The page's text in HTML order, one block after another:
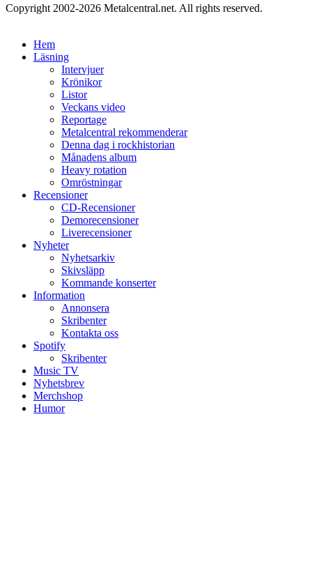
Copyright 2002-2026 Metalcentral.net. All rights reserved.
Hem
Läsning
Intervjuer
Krönikor
Listor
Veckans video
Reportage
Metalcentral rekommenderar
Denna dag i rockhistorian
Månadens album
Heavy rotation
Omröstningar
Recensioner
CD-Recensioner
Demorecensioner
Liverecensioner
Nyheter
Nyhetsarkiv
Skivsläpp
Kommande konserter
Information
Annonsera
Skribenter
Kontakta oss
Spotify
Skribenter
Music TV
Nyhetsbrev
Merchshop
Humor